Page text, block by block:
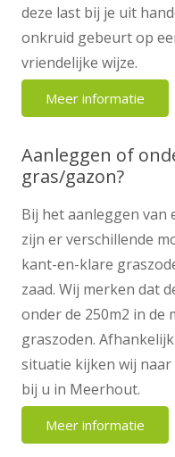
deze last bij je uit
onkruid gebeurt op
vriendelijke wijze.
Meer informatie
Aanleggen of
gras/gazon?
Bij het aanleggen van
zijn er verschillende
kant-en-klare
zaad. Wij merken dat
onder de 250m2 in de
graszoden.
situatie kijken wij
bij u in Meerhout.
Meer informatie